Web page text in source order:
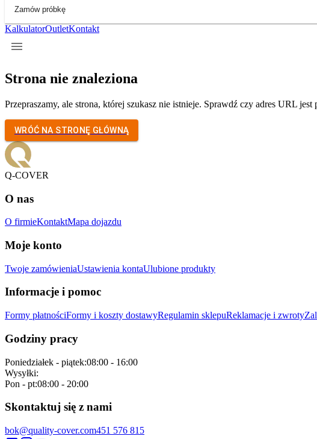
Zamów próbkę
KalkulatorOutletKontakt
Strona nie znaleziona
Przepraszamy, ale strona, której szukasz nie istnieje. Sprawdź czy adres URL
WRÓĆ NA STRONĘ GŁÓWNĄ
Q-COVER
O nas
O firmieKontaktMapa dojazdu
Moje konto
Twoje zamówieniaUstawienia kontaUlubione produkty
Informacje i pomoc
Formy płatnościFormy i koszty dostawyRegulamin sklepuReklamacje i zwroty
Godziny pracy
Poniedziałek - piątek:08:00 - 16:00
Wysyłki:
Pon - pt:08:00 - 20:00
Skontaktuj się z nami
bok@quality-cover.com451 576 815